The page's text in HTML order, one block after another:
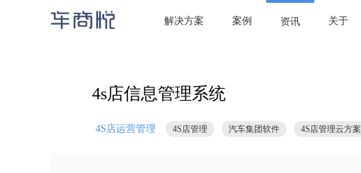
 解决方案 案例 资讯 关于
当前位置：首页 4S店运营管理/ 4s店信息管理系统
4s店信息管理系统
4S店运营管理 4S店管理 汽车集团软件 4S店管理云方案